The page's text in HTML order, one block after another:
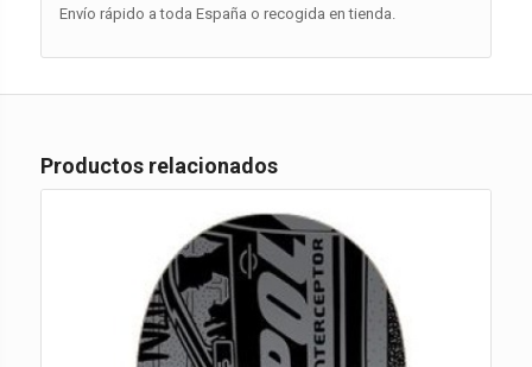
Envío rápido a toda España o recogida en tienda.
Productos relacionados